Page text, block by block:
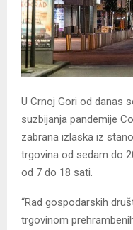
U Crnoj Gori od danas
suzbijanja pandemije
zabrana izlaska iz
trgovina od sedam do
od 7 do 18 sati.
“Rad gospodarskih
trgovinom